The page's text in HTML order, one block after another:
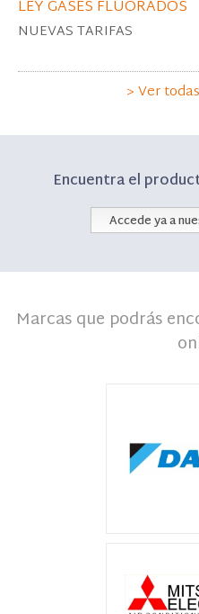
LEY GASES FLUORADOS
NUEVAS TARIFAS
> Ver
Encuentra el
Accede ya a
Marcas que podrás